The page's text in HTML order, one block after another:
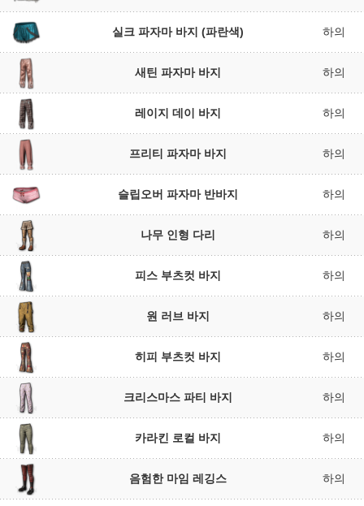
실크 파자마 바지 (파란색) 하의
새틴 파자마 바지 하의
레이지 데이 바지 하의
프리티 파자마 바지 하의
슬립오버 파자마 반바지 하의
나무 인형 다리 하의
피스 부츠컷 바지 하의
원 러브 바지 하의
히피 부츠컷 바지 하의
크리스마스 파티 바지 하의
카라킨 로컬 바지 하의
음험한 마임 레깅스 하의